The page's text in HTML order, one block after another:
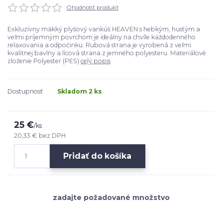
Ohodnotiť produkt
Exkluzívny mäkký plyšový vankúš HEAVEN s hebkým, hustým a
veľmi príjemným povrchom je ideálny na chvíle každodenného
relaxovania a odpočinku. Rubová strana je vyrobená z veľmi
kvalitnej bavlny a lícová strana z jemného polyesteru. Materiálové
zloženie Polyester (PES) celý popis
Dostupnosť Skladom 2 ks
25 €/ks
20,33 € bez DPH
Pridať do košíka